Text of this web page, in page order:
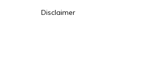
Disclaimer